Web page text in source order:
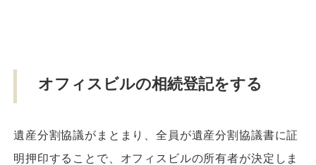
オフィスビルの相続登記をする
遺産分割協議がまとまり、全員が遺産分割協議書に証
明押印することで、オフィスビルの所有者が決定しま